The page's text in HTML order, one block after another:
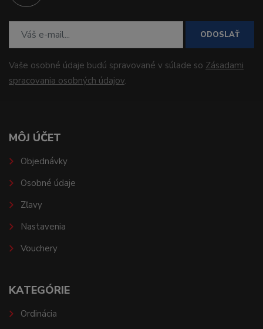
ODOSLAŤ
Vaše osobné údaje budú spravované v súlade so Zásadami
spracovania osobných údajov.
MÔJ ÚČET
Objednávky
Osobné údaje
Zľavy
Nastavenia
Vouchery
KATEGÓRIE
Ordinácia